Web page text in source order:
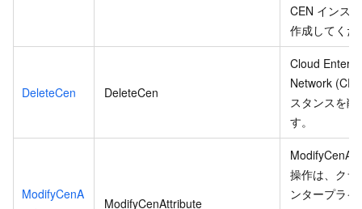
CEN インス
作成してくだ
DeleteCen DeleteCen
Cloud
Network
スタンスを削
す。
ModifyCenA
ModifyCenAttribute
操作は、クラ
ンタープライ